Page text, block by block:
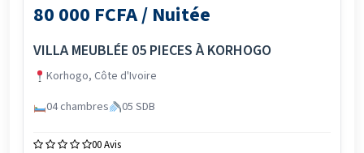
80 000 FCFA / Nuitée
VILLA MEUBLÉE 05 PIECES À KORHOGO
Korhogo, Côte d'Ivoire
04 chambres
05 SDB
00 Avis